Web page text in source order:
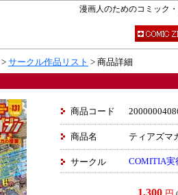
漫画人のためのコミック
> サークル作品リスト > 商品詳細
商品コード
商品名 ティアズマ
サークル COMITIA実
1,300